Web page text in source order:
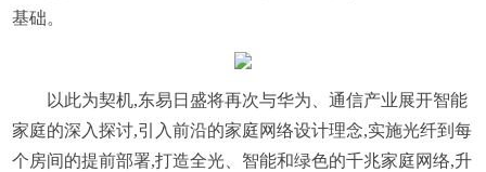
基础。
以此为契机,东易日盛将再次与华为、通信产业展开智能
家庭的深入探讨,引入前沿的家庭网络设计理念,实施光纤到每
个房间的提前部署,打造全光、智能和绿色的千兆家庭网络,升